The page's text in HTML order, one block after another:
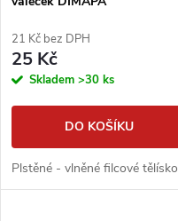
r
o
u
p
r
o
d
u
21 Kč bez DPH
25 Kč
Skladem >30 ks
DO KOŠÍKU
Plstěné - vlněné filcové tělísko